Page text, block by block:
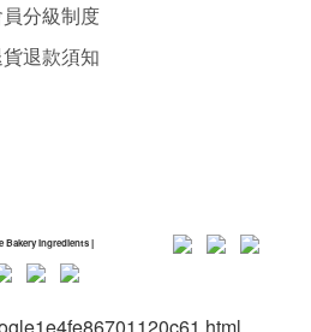
分級制度
退款須知
Bakery Ingredients|